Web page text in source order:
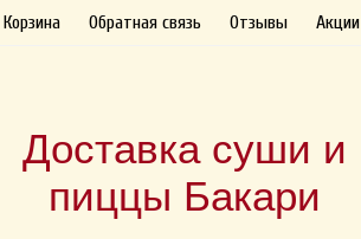
Корзина Обратная связь Отзывы Акции
Доставка суши и
пиццы Бакари